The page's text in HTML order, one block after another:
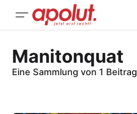
Manitonquat
Eine Sammlung von 1 Beitrag